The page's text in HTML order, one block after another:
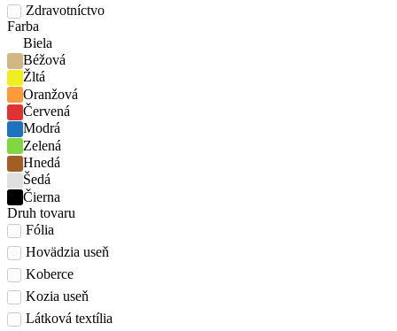
Zdravotníctvo
Farba
Biela
Béžová
Žltá
Oranžová
Červená
Modrá
Zelená
Hnedá
Šedá
Čierna
Druh tovaru
Fólia
Hovädzia useň
Koberce
Kozia useň
Látková textília